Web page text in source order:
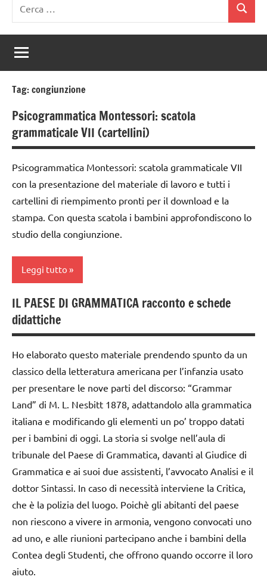
per:
Cerca
Tag:congiunzione
Psicogrammatica Montessori: scatola
grammaticale VII (cartellini)
Psicogrammatica Montessori: scatola grammaticale VII
con la presentazione del materiale di lavoro e tutti i
cartellini di riempimento pronti per il download e la
stampa. Con questa scatola i bambini approfondiscono lo
studio della congiunzione.
Leggi tutto
analisi
grammaticale
Montessori
classe
1a
classe
2a
3a
costruire i
dai
6
DOWNLOAD
IL PAESE DI GRAMMATICA racconto e schede
didattiche
Ho elaborato questo materiale prendendo spunto da un
classico della letteratura americana per l’infanzia usato
per presentare le nove parti del discorso: “Grammar
Land” di M. L. Nesbitt 1878, adattandolo alla grammatica
italiana e modificando gli elementi un po’ troppo datati
per i bambini di oggi. La storia si svolge nell’aula di
tribunale del Paese di Grammatica, davanti al Giudice di
Grammatica e ai suoi due assistenti, l’avvocato Analisi e il
dottor Sintassi. In caso di necessità interviene la Critica,
che è la polizia del luogo. Poichè gli abitanti del paese
non riescono a vivere in armonia, vengono convocati uno
ad uno, e alle riunioni partecipano anche i bambini della
Contea degli Studenti, che offrono quando occorre il loro
aiuto.